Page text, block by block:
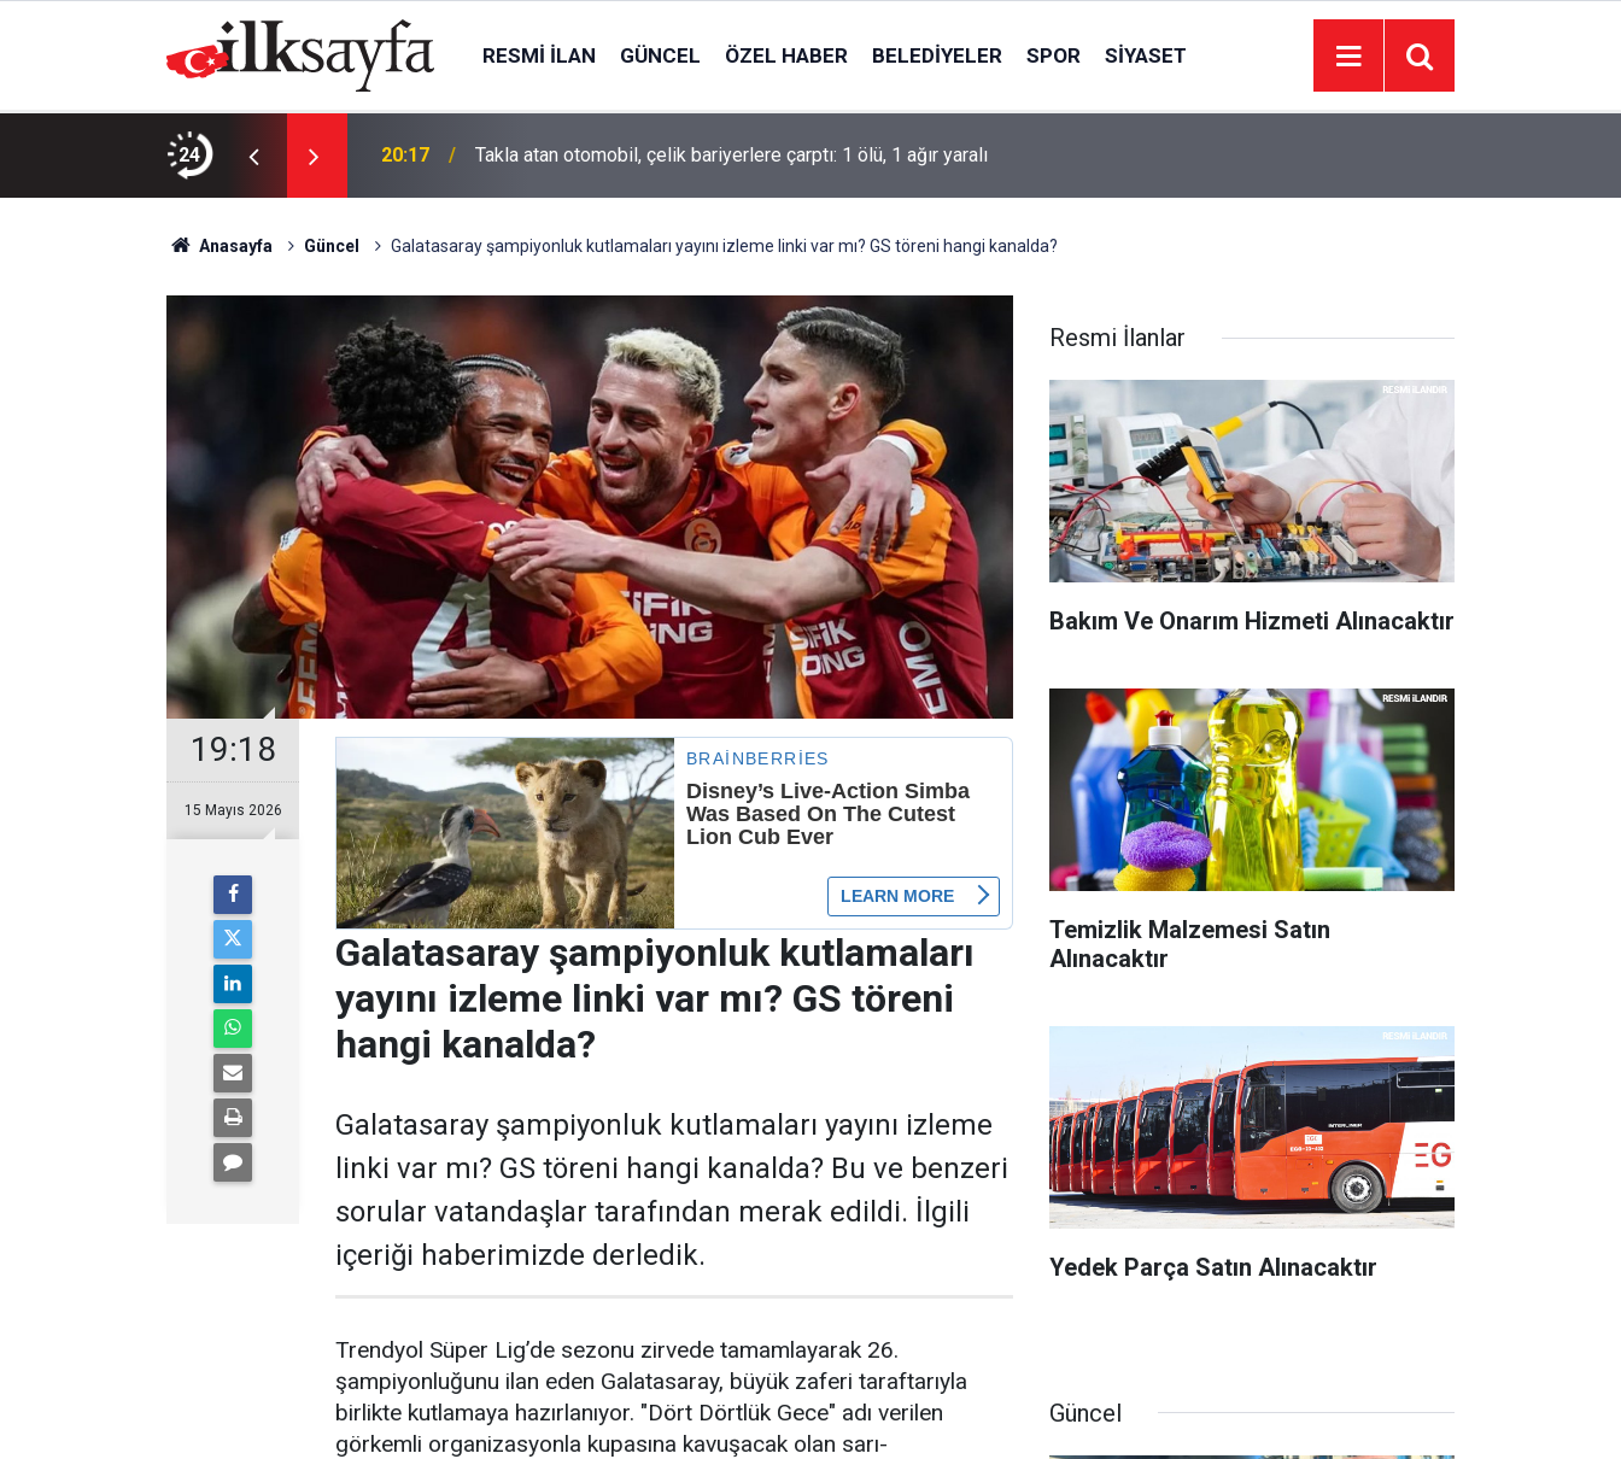
RESMI İLAN GÜNCEL ÖZEL HABER BELEDIYELER SPOR SIYASET
24
Ağustos’ta 14 ilçede kesinti yaşanacak! 20:17 Takla atan otomobil, çelik bariyerlere çarptı: 1 ölü, 1 ağır yaralı
Anasayfa Güncel Galatasaray şampiyonluk kutlamaları yayını izleme linki var mı? GS töreni hangi kanalda?
19:18
15 Mayıs 2026
Galatasaray şampiyonluk kutlamaları
yayını izleme linki var mı? GS töreni
hangi kanalda?
Galatasaray şampiyonluk kutlamaları yayını izleme
linki var mı? GS töreni hangi kanalda? Bu ve benzeri
sorular vatandaşlar tarafından merak edildi. İlgili
içeriği haberimizde derledik.
Trendyol Süper Lig’de sezonu zirvede tamamlayarak 26.
şampiyonluğunu ilan eden Galatasaray, büyük zaferi taraftarıyla
birlikte kutlamaya hazırlanıyor. "Dört Dörtlük Gece" adı verilen
görkemli organizasyonla kupasına kavuşacak olan sarı-
Resmi İlanlar
Bakım Ve Onarım Hizmeti Alınacaktır
Temizlik Malzemesi Satın
Alınacaktır
Yedek Parça Satın Alınacaktır
Güncel